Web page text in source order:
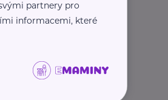
partnery pro
informacemi, které